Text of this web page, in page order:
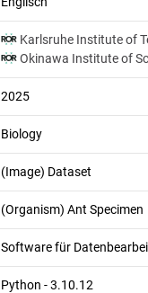
Karlsruhe Institute of
Okinawa Institute of
2025
Biology
(Image) Dataset
(Organism) Ant Specimen
Software für
Python - 3.10.12